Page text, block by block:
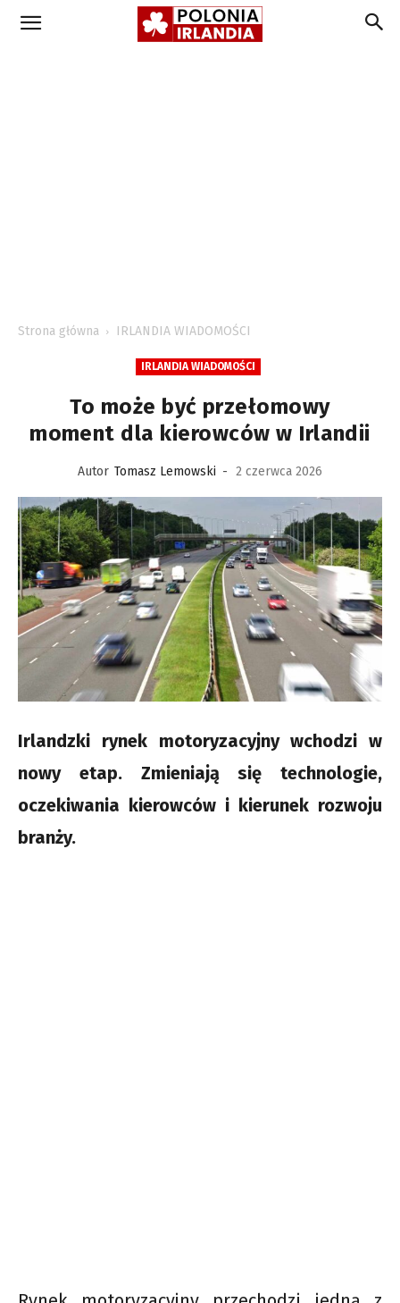
Strona główna IRLANDIA WIADOMOŚCI
IRLANDIA WIADOMOŚCI
To może być przełomowy
moment dla kierowców w Irlandii
Autor Tomasz Lemowski - 2 czerwca 2026
Irlandzki rynek motoryzacyjny wchodzi w
nowy etap. Zmieniają się technologie,
oczekiwania kierowców i kierunek rozwoju
branży.